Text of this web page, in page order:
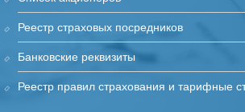
Реестр страховых посредников
Банковские реквизиты
Реестр правил страхования и тарифные